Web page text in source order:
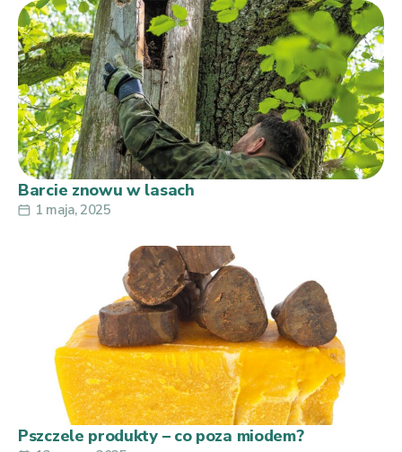
Barcie znowu w lasach
1 maja, 2025
Pszczele produkty – co poza miodem?